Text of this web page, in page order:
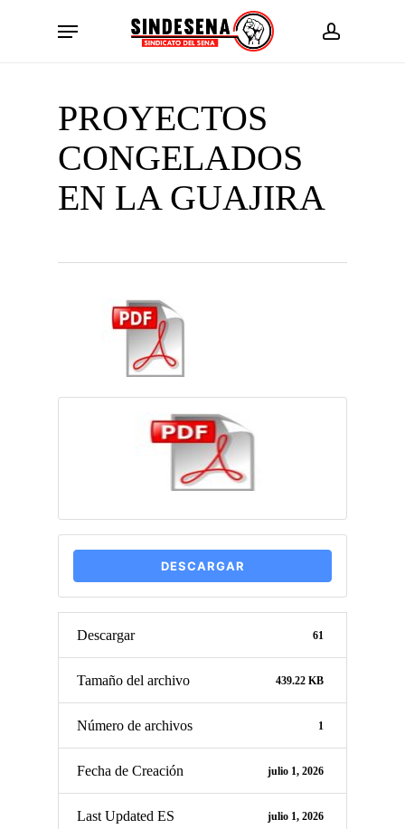
account
Menu
PROYECTOS
CONGELADOS
EN LA GUAJIRA
DESCARGAR
Descargar 61
Tamaño del archivo 439.22 KB
Número de archivos 1
Fecha de Creación julio 1, 2026
Last Updated ES julio 1, 2026